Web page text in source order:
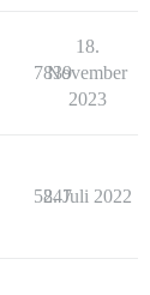
7839
18.
November
2023
5247
8. Juli 2022